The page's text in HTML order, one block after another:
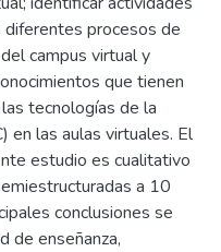
procesos de
campus virtual y
que tienen
tecnologías de la
en las aulas virtuales. El
estudio es cualitativo
a 10
conclusiones se
de enseñanza,